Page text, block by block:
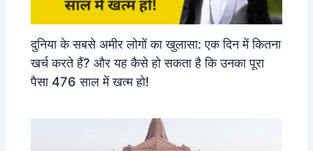
दुनिया के सबसे अमीर लोगों का खुलासा: एक दिन में कितना
खर्च करते हैं? और यह कैसे हो सकता है कि उनका पूरा
पैसा 476 साल में खत्म हो!